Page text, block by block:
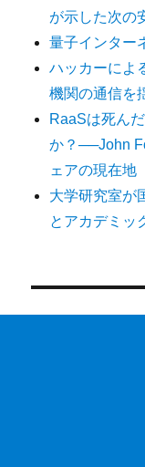
が示した次の
量子インター
ハッカーによ
機関の通信を
RaaSは死ん
か？──John
ェアの現在地
大学研究室が
とアカデミッ